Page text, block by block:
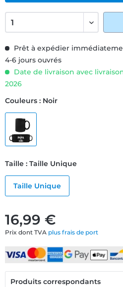
16,99 €
Prix dont TVA plus frais de port
Prêt à expédier
4-6 jours ouvrés
Date de livraison avec
2026
Couleurs : Noir
Taille : Taille Unique
Taille Unique
Produits correspondants